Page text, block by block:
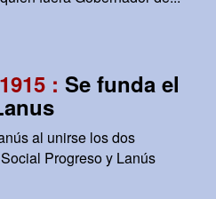
: Se funda el
al unirse los dos
Progreso y Lanús